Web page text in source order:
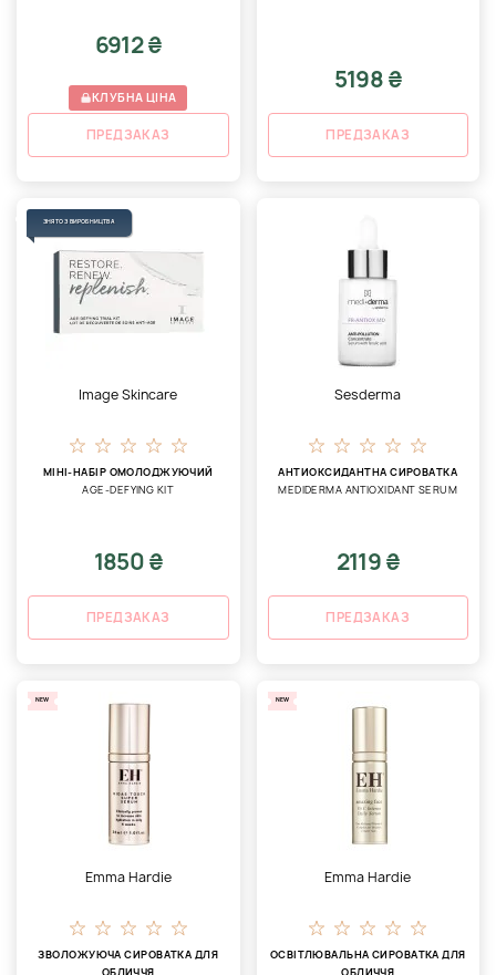
6912 ₴
КЛУБНА ЦІНА
ПРЕДЗАКАЗ
5198 ₴
ПРЕДЗАКАЗ
ЗНЯТО З ВИРОБНИЦТВА
Image Skincare
МІНІ-НАБІР ОМОЛОДЖУЮЧИЙ
AGE-DEFYING KIT
1850 ₴
ПРЕДЗАКАЗ
Sesderma
АНТИОКСИДАНТНА СИРОВАТКА
MEDIDERMA ANTIOXIDANT SERUM
2119 ₴
ПРЕДЗАКАЗ
NEW
Emma Hardie
ЗВОЛОЖУЮЧА СИРОВАТКА ДЛЯ
NEW
Emma Hardie
ОСВІТЛЮВАЛЬНА СИРОВАТКА ДЛЯ